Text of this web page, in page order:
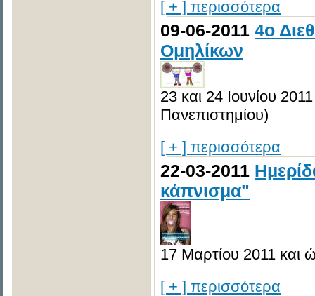
[ + ] περισσότερα
09-06-2011 4ο
Ομηλίκων
23 και 24 Ιουνίου
Πανεπιστημίου)
[ + ] περισσότερα
22-03-2011
κάπνισμα"
17 Μαρτίου 2011 και
[ + ] περισσότερα